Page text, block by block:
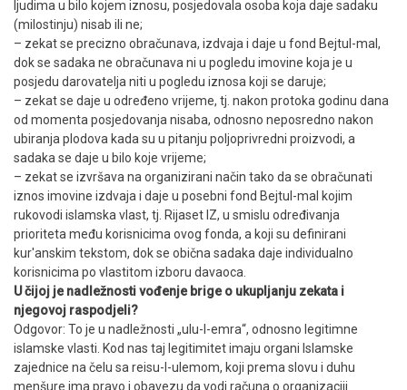
ljudima u bilo kojem iznosu, posjedovala osoba koja daje sadaku
(milostinju) nisab ili ne;
– zekat se precizno obračunava, izdvaja i daje u fond Bejtul-mal,
dok se sadaka ne obračunava ni u pogledu imovine koja je u
posjedu darovatelja niti u pogledu iznosa koji se daruje;
– zekat se daje u određeno vrijeme, tj. nakon protoka godinu dana
od momenta posjedovanja nisaba, odnosno neposredno nakon
ubiranja plodova kada su u pitanju poljoprivredni proizvodi, a
sadaka se daje u bilo koje vrijeme;
– zekat se izvršava na organizirani način tako da se obračunati
iznos imovine izdvaja i daje u posebni fond Bejtul-mal kojim
rukovodi islamska vlast, tj. Rijaset IZ, u smislu određivanja
prioriteta među korisnicima ovog fonda, a koji su definirani
kur'anskim tekstom, dok se obična sadaka daje individualno
korisnicima po vlastitom izboru davaoca.
U čijoj je nadležnosti vođenje brige o ukupljanju zekata i
njegovoj raspodjeli?
Odgovor: To je u nadležnosti „ulu-l-emra“, odnosno legitimne
islamske vlasti. Kod nas taj legitimitet imaju organi Islamske
zajednice na čelu sa reisu-l-ulemom, koji prema slovu i duhu
menšure ima pravo i obavezu da vodi računa o organizaciji